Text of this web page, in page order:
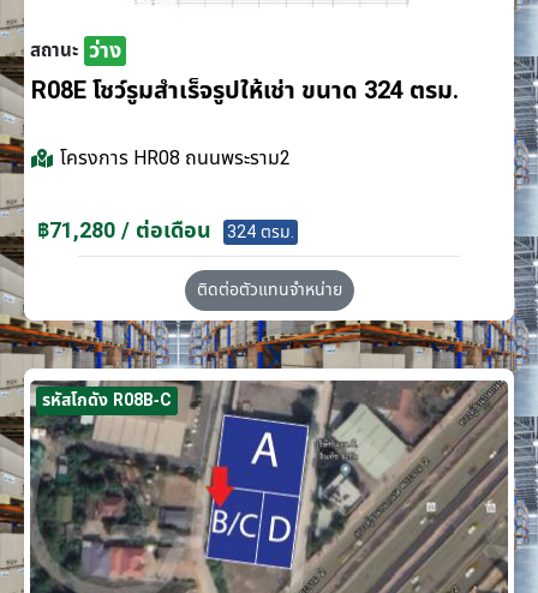
สถานะ ว่าง
R08E โชว์รูมสำเร็จรูปให้เช่า ขนาด 324 ตรม.
โครงการ HR08 ถนนพระราม2
฿71,280 / ต่อเดือน 324 ตรม.
ติดต่อตัวแทนจำหน่าย
รหัสโกดัง R08B-C